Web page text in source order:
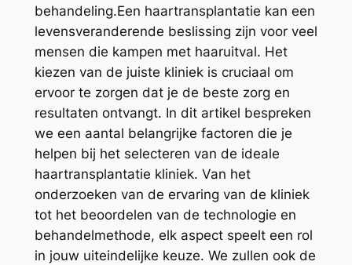
behandeling.Een haartransplantatie kan een
levensveranderende beslissing zijn voor veel
mensen die kampen met haaruitval. Het
kiezen van de juiste kliniek is cruciaal om
ervoor te zorgen dat je de beste zorg en
resultaten ontvangt. In dit artikel bespreken
we een aantal belangrijke factoren die je
helpen bij het selecteren van de ideale
haartransplantatie kliniek. Van het
onderzoeken van de ervaring van de kliniek
tot het beoordelen van de technologie en
behandelmethode, elk aspect speelt een rol
in jouw uiteindelijke keuze. We zullen ook de